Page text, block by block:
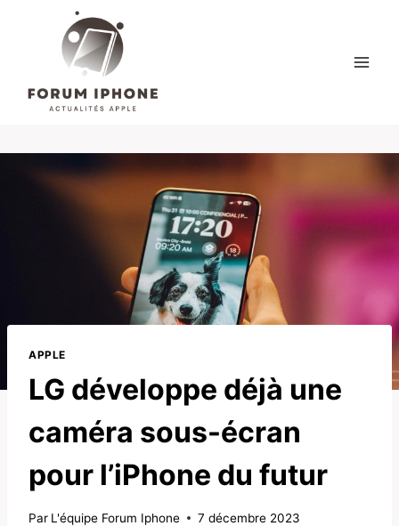
APPLE
LG développe déjà une
caméra sous-écran
pour l’iPhone du futur
Par L'équipe Forum Iphone 7 décembre 2023